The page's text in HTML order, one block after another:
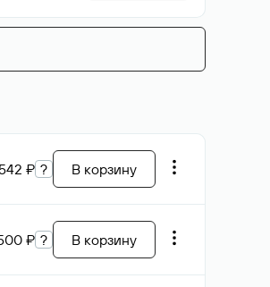
₽ ? В корзину
₽ ? В корзину